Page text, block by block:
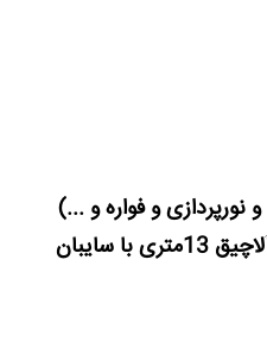
نورپردازی و فواره و ...)